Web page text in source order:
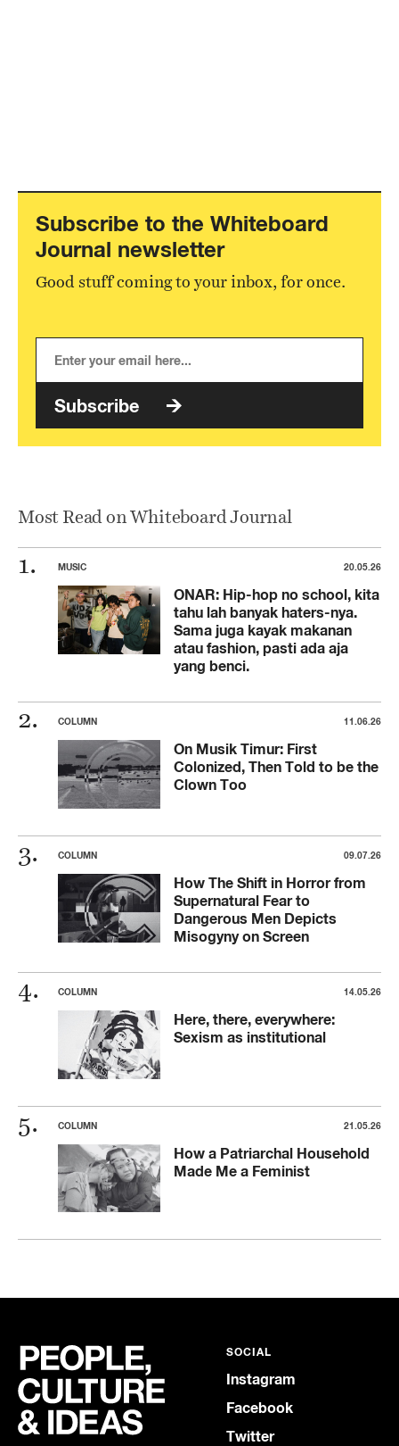
Subscribe to the Whiteboard
Journal newsletter
Good stuff coming to your inbox, for once.
Subscribe
Most Read on Whiteboard Journal
MUSIC 20.05.26
ONAR: Hip-hop no school, kita
tahu lah banyak haters-nya.
Sama juga kayak makanan
atau fashion, pasti ada aja
yang benci.
COLUMN 11.06.26
On Musik Timur: First
Colonized, Then Told to be the
Clown Too
COLUMN 09.07.26
How The Shift in Horror from
Supernatural Fear to
Dangerous Men Depicts
Misogyny on Screen
COLUMN 14.05.26
Here, there, everywhere:
Sexism as institutional
COLUMN 21.05.26
How a Patriarchal Household
Made Me a Feminist
SOCIAL
Instagram
Facebook
Twitter